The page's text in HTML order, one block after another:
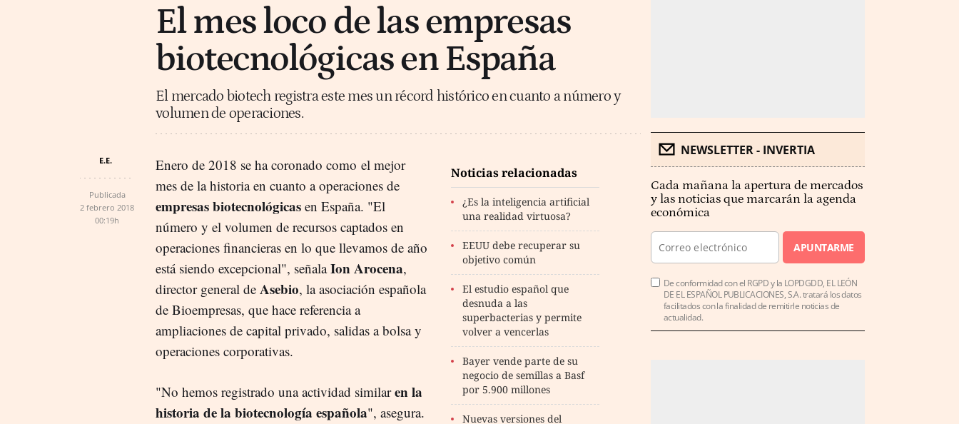
El mes loco de las empresas
biotecnológicas en España
El mercado biotech registra este mes un récord histórico en cuanto a número y
volumen de operaciones.
E.E.
Publicada
2 febrero 2018
00:19h
Noticias relacionadas
¿Es la inteligencia artificial
una realidad virtuosa?
EEUU debe recuperar su
objetivo común
El estudio español que
desnuda a las
superbacterias y permite
volver a vencerlas
Bayer vende parte de su
negocio de semillas a Basf
por 5.900 millones
Nuevas versiones del
Enero de 2018 se ha coronado como el mejor
mes de la historia en cuanto a operaciones de
empresas biotecnológicas en España. "El
número y el volumen de recursos captados en
operaciones financieras en lo que llevamos de año
está siendo excepcional", señalaIon Arocena,
director general de Asebio, la asociación española
de Bioempresas, que hace referencia a
ampliaciones de capital privado, salidas a bolsa y
operaciones corporativas.
"No hemos registrado una actividad similaren la
historia de la biotecnología española", asegura.
NEWSLETTER - INVERTIA
Cada mañana la apertura de mercados
y las noticias que marcarán la agenda
económica
APUNTARME
De conformidad con el RGPD y la LOPDGDD, EL LEÓN
DE EL ESPAÑOL PUBLICACIONES, S.A. tratará los datos
facilitados con la finalidad de remitirle noticias de
actualidad.